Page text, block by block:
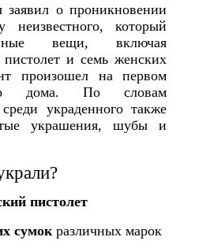
о проникновении
неизвестного, который
вещи, включая
пистолет и семь женских
произошел на первом
дома. По словам
украденного также
украшения, шубы и
пистолет
сумокразличных марок